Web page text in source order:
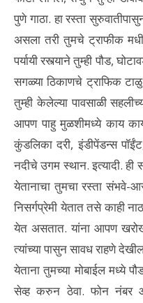
पुणे गाठा. हा रस्ता
असला तरी तुमचे ट्राफीक
पर्यायी रस्त्याने तुम्ही पौड,
सगळ्या ठिकाणचे ट्राफिक
तुम्ही केलेल्या पावसाळी
आपण पाहु मुळशीमध्ये काय
कुंडलिका दरी, इंडीपेंडन्स
नदीचे उगम स्थान. इत्यादी. ही
येतानाचा तुमचा रस्ता संभवे-
निसर्गप्रेमी येतात तसे काही
येत असतात. यांना आपण
त्यांच्या पासुन सावध राहणे
येताना तुमच्या मोबाईल मध्ये
सेव्ह करुन ठेवा. फोन नंबर